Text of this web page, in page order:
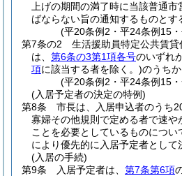
上げの期間の満了時に当該普通
ばならない旨の通知するものとす
(平20条例2・平24条例15
第7条の2
生活援助員特定公共賃
は、 第6条の3第1項各号のいずれ
項に該当する者を除く。)のうち
(平20条例2・平24条例15
(入居予定者の決定の特例)
第8条
市長は、入居申込者のうち
寡婦その他規則で定める者で速や
ことを必要としているものについ
により優先的に入居予定者として
(入居の手続)
第9条
入居予定者は、 第7条第6項